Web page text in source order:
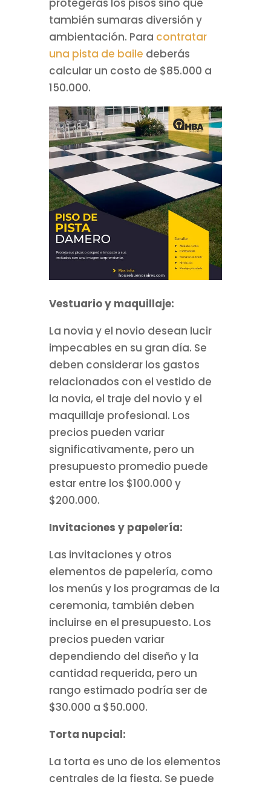
protegerás los pisos sino que
también sumaras diversión y
ambientación. Para contratar
una pista de baile deberás
calcular un costo de $85.000 a
150.000.
Vestuario y maquillaje:
La novia y el novio desean lucir
impecables en su gran día. Se
deben considerar los gastos
relacionados con el vestido de
la novia, el traje del novio y el
maquillaje profesional. Los
precios pueden variar
significativamente, pero un
presupuesto promedio puede
estar entre los $100.000 y
$200.000.
Invitaciones y papelería:
Las invitaciones y otros
elementos de papelería, como
los menús y los programas de la
ceremonia, también deben
incluirse en el presupuesto. Los
precios pueden variar
dependiendo del diseño y la
cantidad requerida, pero un
rango estimado podría ser de
$30.000 a $50.000.
Torta nupcial:
La torta es uno de los elementos
centrales de la fiesta. Se puede